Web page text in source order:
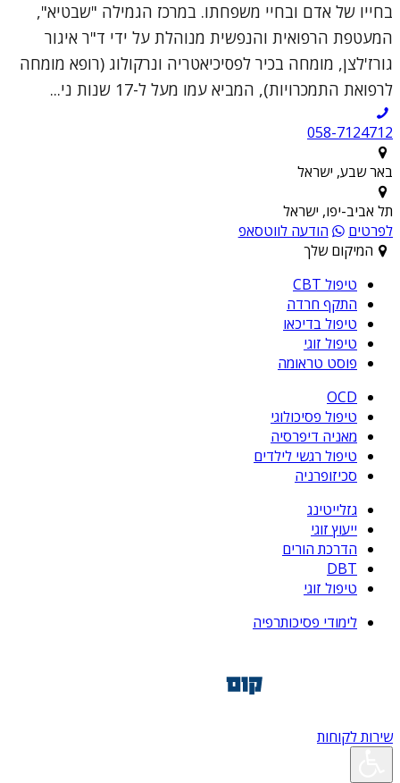
בחייו של אדם ובחיי משפחתו. במרכז הגמילה "שבטיא",
המעטפת הרפואית והנפשית מנוהלת על ידי ד"ר איגור
גורז'לצן, מומחה בכיר לפסיכיאטריה ונרקולוג (רופא מומחה
לרפואת התמכרויות), המביא עמו מעל ל-17 שנות ני...
058-7124712
באר שבע, ישראל
תל אביב-יפו, ישראל
לפרטים
הודעה לווטסאפ
המיקום שלך
טיפול CBT
התקף חרדה
טיפול בדיכאו
טיפול זוגי
פוסט טראומה
OCD
טיפול פסיכולוגי
מאניה דיפרסיה
טיפול רגשי לילדים
סכיזופרניה
גזלייטינג
ייעוץ זוגי
הדרכת הורים
DBT
טיפול זוגי
לימודי פסיכותרפיה
שירות לקוחות